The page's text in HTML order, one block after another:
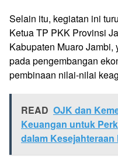
Selain itu, kegiatan ini
Ketua TP PKK Provinsi
Kabupaten Muaro
pada pengembangan
pembinaan nilai-nilai
READ OJK dan
Keuangan untuk
dalam Kesejahteraan